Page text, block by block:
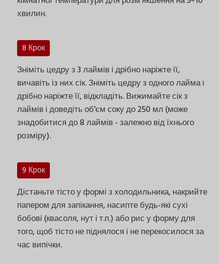
хвилин.
8 Крок
Зніміть цедру з 3 лаймів і дрібно наріжте її,
вичавіть із них сік. Зніміть цедру з одного лайма і
дрібно наріжте її, відкладіть. Вижимайте сік з
лаймів і доведіть об'єм соку до 250 мл (може
знадобитися до 8 лаймів - залежно від їхнього
розміру).
9 Крок
Дістаньте тісто у формі з холодильника, накрийте
папером для запікання, насипте будь-які сухі
бобові (квасоля, нут і т.п.) або рис у форму для
того, щоб тісто не піднялося і не перекосилося за
час випічки.